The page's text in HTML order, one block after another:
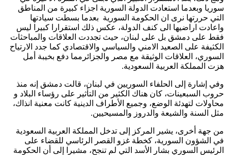
سوريا وبعدما استعادت الدولة السورية اجزاء كبيرة من المناطق
التي حررتها نرى ان الحكومة السورية بعدما بسطت سيادتها
واعادت اراضيها الى كنف الدولة، عكس ذلك استقرارا كبيرا ليس
فقط على دمشق بل على لبنان، حيث تجددت العلاقات والمباحثات
الكثيفة على الصعيد الامني والسياسي والاقتصادي كما جدد الارتياح
السوري، العلاقات الوثيقة مع مصر والجزائرمما دفع بخيبة أمل
هزت المملكة العربية السعودية.
وفي إشارة إلى الحلفاء السوريين في لبنان، قالت دمشق إنه منذ
حروب السبعينات، كان هناك الكثير من التأثير على رؤساء البلاد و
محاولات لتهدئة الوضع، وجميع الأطراف الدينية كانت معنية انذاك،
مثل السنة والشيعة والدروز والمسيحيين.
من جهة أخرى، يشير المركز إلى تدخل المملكة العربية السعودية
في الشؤون السورية، كخطة غزو القصر الرئاسي للقضاء على
الرئيس السوري بشار الأسد التي لم تنجح، مشيرا إلى أن الحكومة